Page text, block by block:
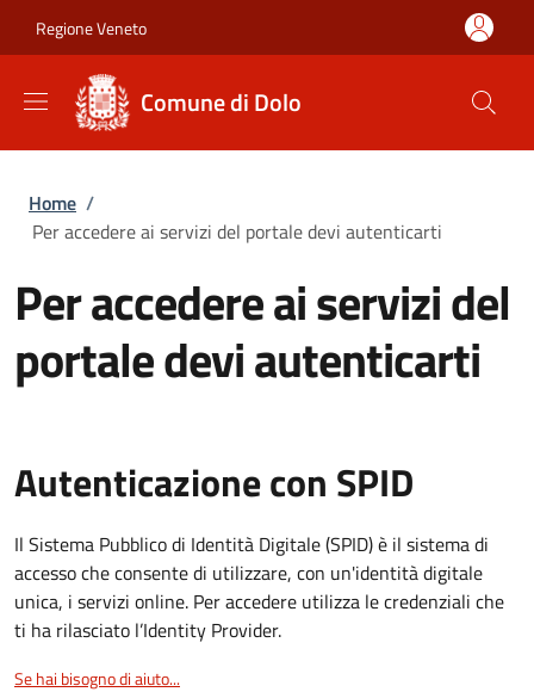
Regione Veneto
Comune di Dolo
Briciole di pane
Home /
Per accedere ai servizi del portale devi autenticarti
Per accedere ai servizi del
portale devi autenticarti
Autenticazione con SPID
Il Sistema Pubblico di Identità Digitale (SPID) è il sistema di
accesso che consente di utilizzare, con un'identità digitale
unica, i servizi online. Per accedere utilizza le credenziali che
ti ha rilasciato l’Identity Provider.
Se hai bisogno di aiuto...